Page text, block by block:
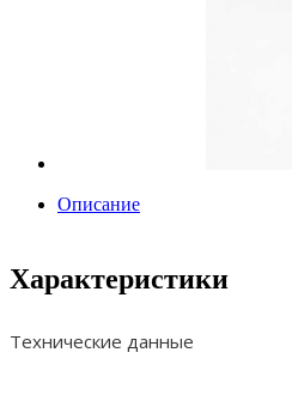
Описание
Характеристики
Технические данные